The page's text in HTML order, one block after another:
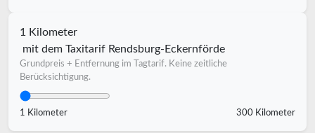
1 Kilometer
mit dem Taxitarif Rendsburg-Eckernförde
Grundpreis + Entfernung im Tagtarif. Keine zeitliche
Berücksichtigung.
1 Kilometer 300 Kilometer